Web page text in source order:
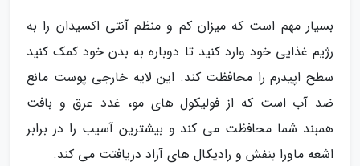
بسیار مهم است که میزان کم و منظم آنتی اکسیدان را به
رژیم غذایی خود وارد کنید تا دوباره به بدن خود کمک کنید
سطح اپیدرم را محافظت کند. این لایه خارجی پوست مانع
ضد آب است که از فولیکول های مو، غدد عرق و بافت
همبند شما محافظت می کند و بیشترین آسیب را در برابر
اشعه ماورا بنفش و رادیکال های آزاد دریافتت می کند.